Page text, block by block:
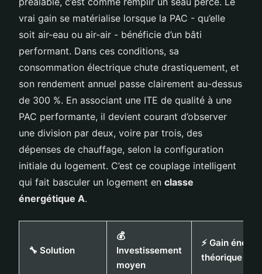
vrai gain se matérialise lorsque la PAC - qu’elle
soit air-eau ou air-air - bénéficie d’un bâti
performant. Dans ces conditions, sa
consommation électrique chute drastiquement, et
son rendement annuel passe clairement au-dessus
de 300 %. En associant une ITE de qualité à une
PAC performante, il devient courant d’observer
une division par deux, voire par trois, des
dépenses de chauffage, selon la configuration
initiale du logement. C’est ce couplage intelligent
qui fait basculer un logement en classe
énergétique A.
🔧 Solution
💰
Investissement
moyen
⚡ Gain
théorique